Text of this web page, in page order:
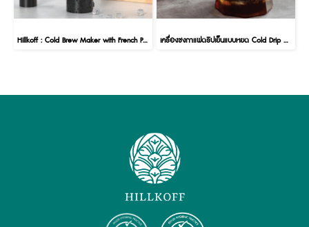
Hillkoff : Cold Brew Maker with French Press Plunger 500 ml เครื่องชงกาแฟดริปเย็นแบบหยด Cold Drip Coffee Maker 500ml ดริปเย็น Ice Drip